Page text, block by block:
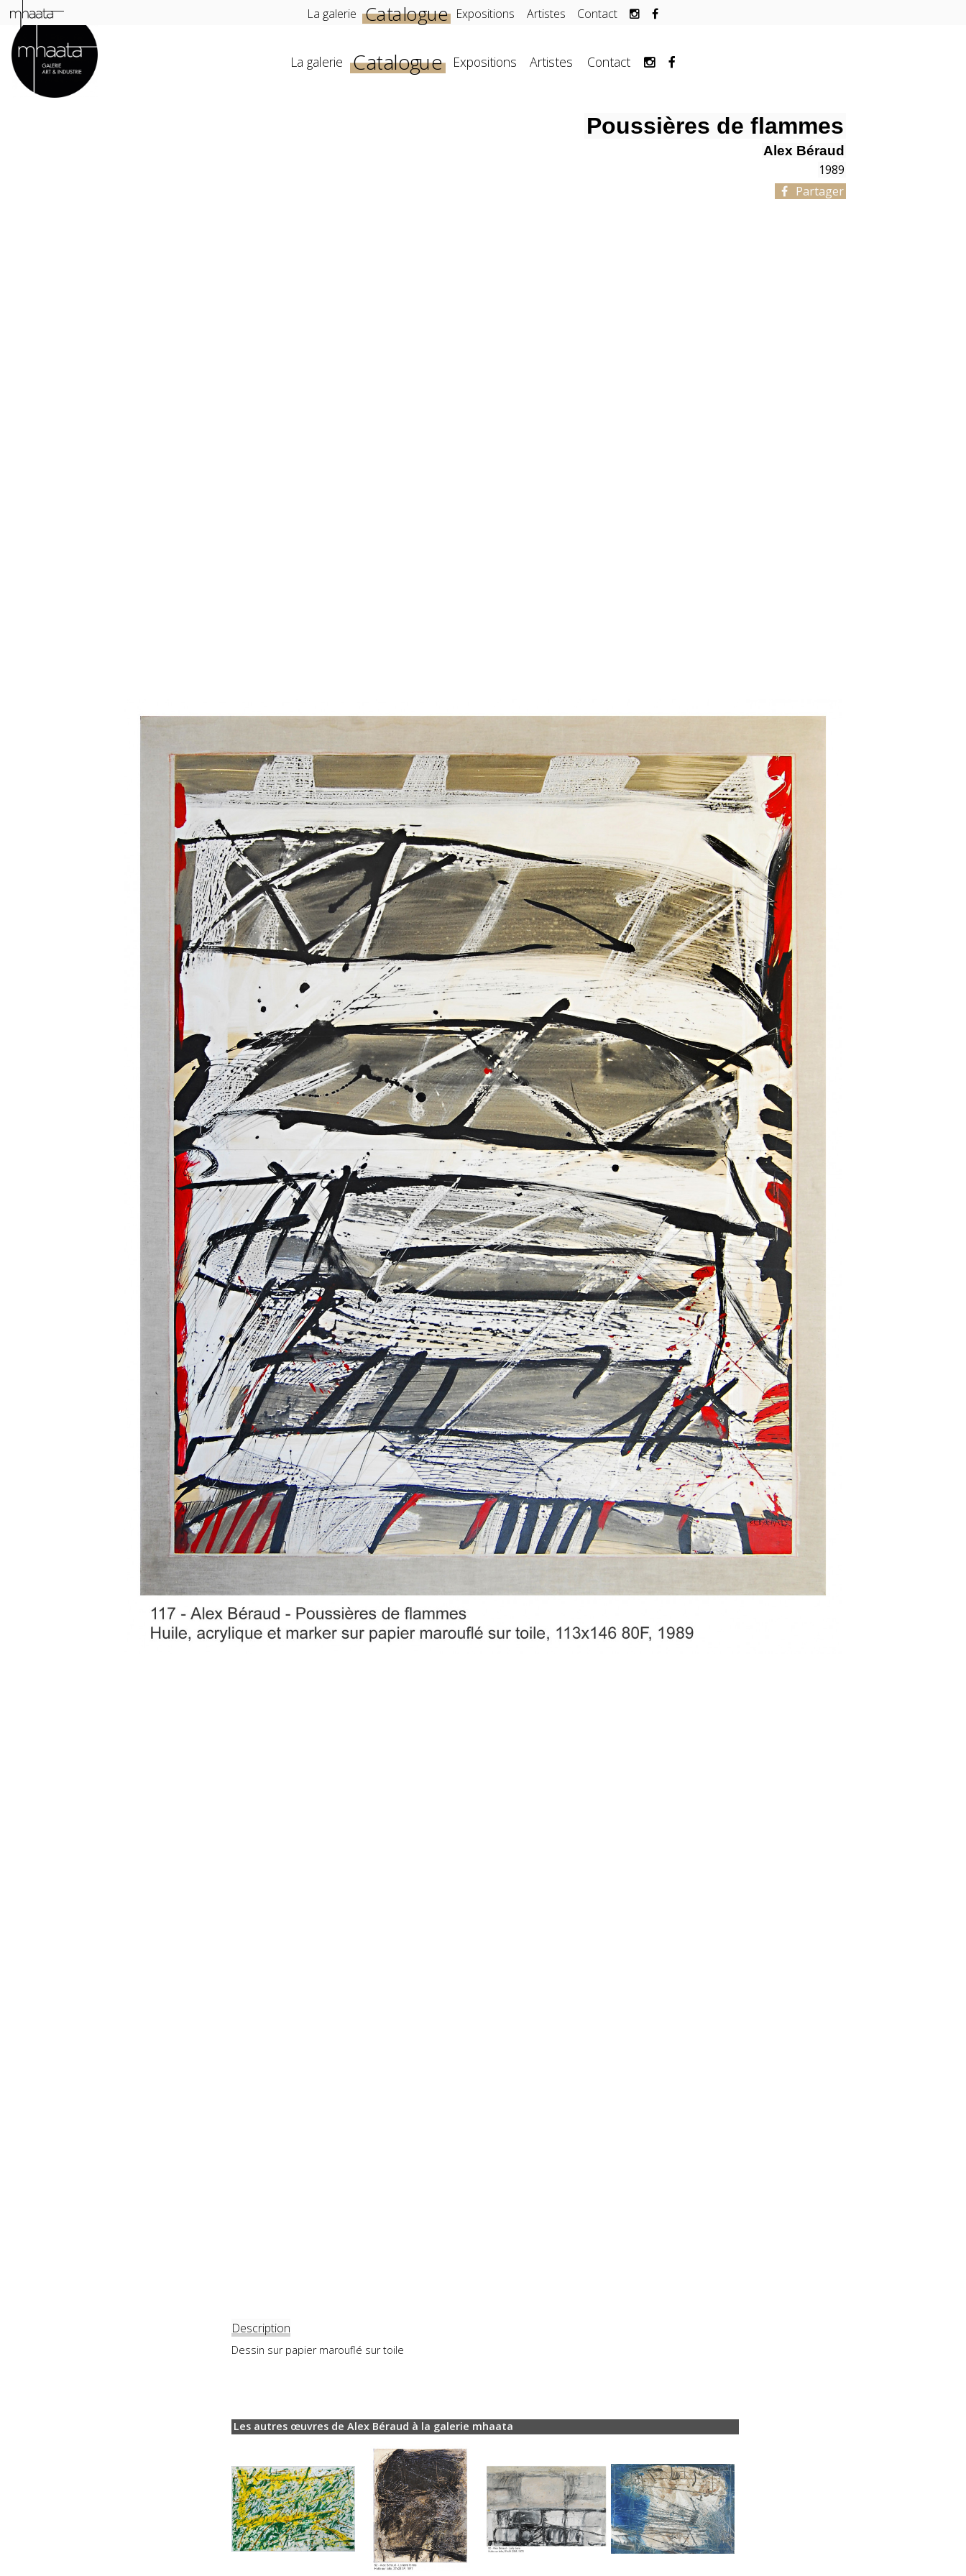
La galerie Catalogue Expositions Artistes Contact
La galerie Catalogue Expositions Artistes Contact
Poussières de flammes
Alex Béraud
1989
Partager
Description
Dessin sur papier marouflé sur toile
Les autres œuvres de Alex Béraud à la galerie mhaata